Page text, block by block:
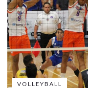
VOLLEYBALL